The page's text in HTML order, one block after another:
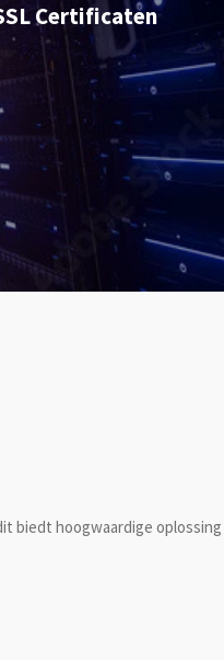
Certificaten
biedt hoogwaardige